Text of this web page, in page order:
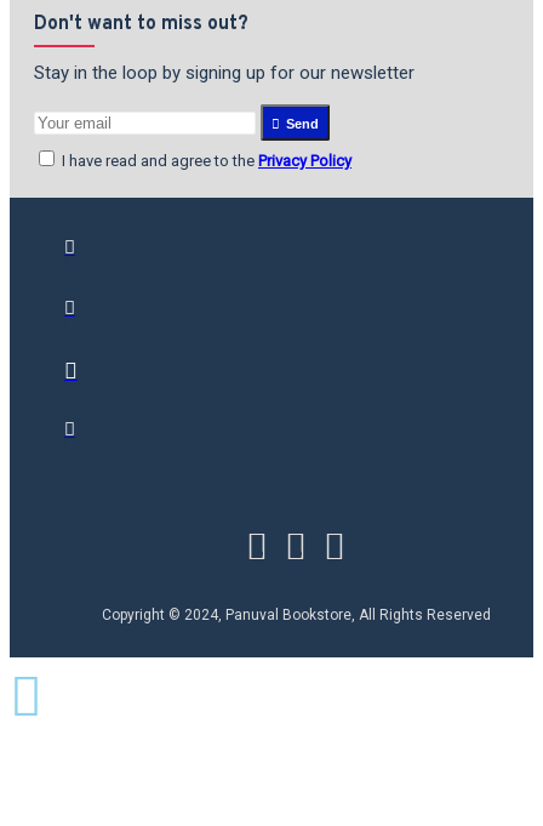
Don't want to miss out?
Stay in the loop by signing up for our newsletter
Send
I have read and agree to the Privacy Policy
Copyright © 2024, Panuval Bookstore, All Rights Reserved